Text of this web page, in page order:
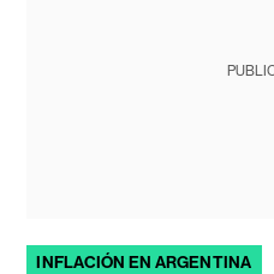
INFLACIÓN EN ARGENTINA